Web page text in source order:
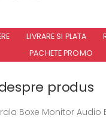
LIVRARE SI PLATA
PACHETE PROMO
produs
Boxe Monitor Audio